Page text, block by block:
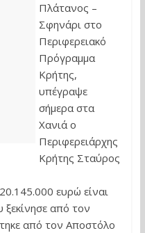
Πλάτανος –
Σφηνάρι στο
Περιφερειακό
Πρόγραμμα
Κρήτης,
υπέγραψε
σήμερα στα
Χανιά ο
Περιφερειάρχης
Κρήτης Σταύρος
ευρώ είναι
ξεκίνησε από τον
από τον Αποστόλο